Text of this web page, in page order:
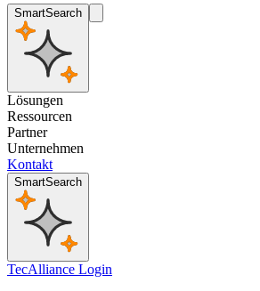
SmartSearch
Lösungen
Ressourcen
Partner
Unternehmen
Kontakt
SmartSearch
TecAlliance Login